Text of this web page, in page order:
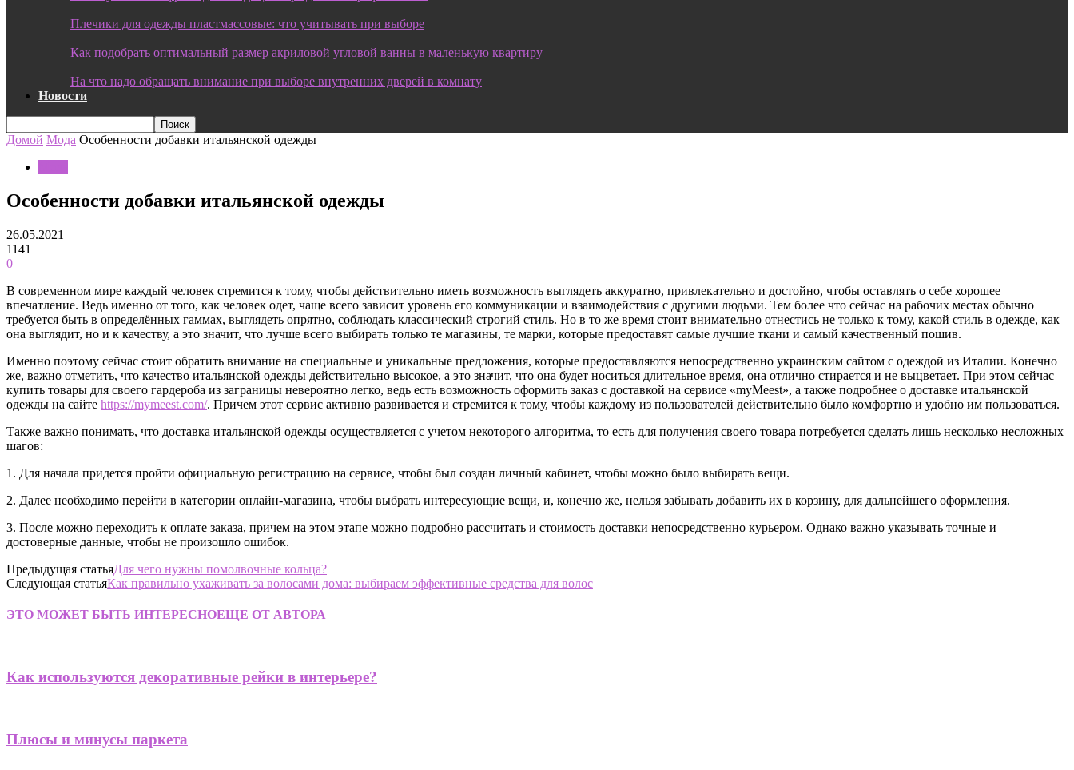
Плечики для одежды пластмассовые: что учитывать при выборе
Как подобрать оптимальный размер акриловой угловой ванны в маленькую квартиру
На что надо обращать внимание при выборе внутренних дверей в комнату
Новости
Домой Мода Особенности добавки итальянской одежды
Особенности добавки итальянской одежды
26.05.2021
1141
0
В современном мире каждый человек стремится к тому, чтобы действительно иметь возможность выглядеть аккуратно, привлекательно и достойно, чтобы оставлять о себе хорошее
впечатление. Ведь именно от того, как человек одет, чаще всего зависит уровень его коммуникации и взаимодействия с другими людьми. Тем более что сейчас на рабочих местах обычно
требуется быть в определённых гаммах, выглядеть опрятно, соблюдать классический строгий стиль. Но в то же время стоит внимательно отнестись не только к тому, какой стиль в одежде, как
она выглядит, но и к качеству, а это значит, что лучше всего выбирать только те магазины, те марки, которые предоставят самые лучшие ткани и самый качественный пошив.
Именно поэтому сейчас стоит обратить внимание на специальные и уникальные предложения, которые предоставляются непосредственно украинским сайтом с одеждой из Италии. Конечно
же, важно отметить, что качество итальянской одежды действительно высокое, а это значит, что она будет носиться длительное время, она отлично стирается и не выцветает. При этом сейчас
купить товары для своего гардероба из заграницы невероятно легко, ведь есть возможность оформить заказ с доставкой на сервисе «myMeest», а также подробнее о доставке итальянской
одежды на сайте https://mymeest.com/. Причем этот сервис активно развивается и стремится к тому, чтобы каждому из пользователей действительно было комфортно и удобно им пользоваться.
Также важно понимать, что доставка итальянской одежды осуществляется с учетом некоторого алгоритма, то есть для получения своего товара потребуется сделать лишь несколько несложных
шагов:
1. Для начала придется пройти официальную регистрацию на сервисе, чтобы был создан личный кабинет, чтобы можно было выбирать вещи.
2. Далее необходимо перейти в категории онлайн-магазина, чтобы выбрать интересующие вещи, и, конечно же, нельзя забывать добавить их в корзину, для дальнейшего оформления.
3. После можно переходить к оплате заказа, причем на этом этапе можно подробно рассчитать и стоимость доставки непосредственно курьером. Однако важно указывать точные и
достоверные данные, чтобы не произошло ошибок.
Предыдущая статьяДля чего нужны помолвочные кольца?
Следующая статьяКак правильно ухаживать за волосами дома: выбираем эффективные средства для волос
ЭТО МОЖЕТ БЫТЬ ИНТЕРЕСНОЕЩЕ ОТ АВТОРА
Как используются декоративные рейки в интерьере?
Плюсы и минусы паркета